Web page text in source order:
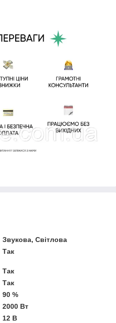
Звукова, Світлова
Так
Так
Так
90 %
2000 Вт
12 В